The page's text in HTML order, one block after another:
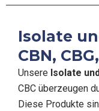
Isolate
CBN,
Unsere Isolate
CBC überzeugen
Diese Produkte